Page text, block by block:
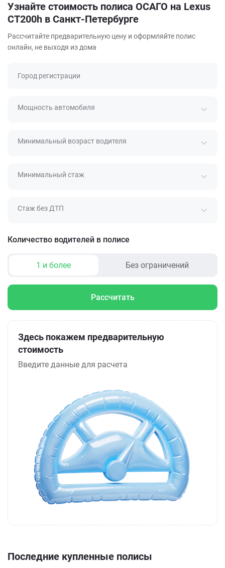
Узнайте стоимость полиса ОСАГО на Lexus
CT200h в Санкт-Петербурге
Рассчитайте предварительную цену и оформляйте полис
онлайн, не выходя из дома
Город регистрации
Мощность автомобиля
Минимальный возраст водителя
Минимальный стаж
Стаж без ДТП
Количество водителей в полисе
1 и более Без ограничений
Рассчитать
Здесь покажем предварительную
стоимость
Введите данные для расчета
Последние купленные полисы